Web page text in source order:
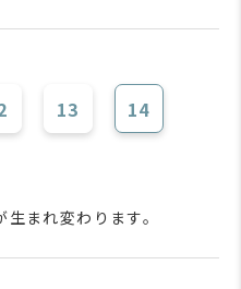
13 14
まれ変わります。